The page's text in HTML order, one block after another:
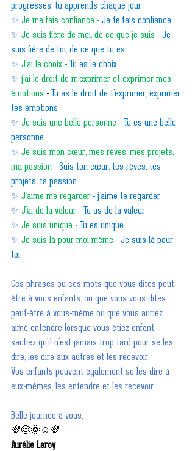
progresses, tu apprends chaque jour
✨ Je me fais confiance - Je te fais confiance
✨ Je suis fière de moi, de ce que je suis - Je
suis fière de toi, de ce que tu es
✨ J’ai le choix - Tu as le choix
✨ j’ai le droit de m’exprimer et exprimer mes
émotions - Tu as le droit de t’exprimer, exprimer
tes émotions
✨ Je suis une belle personne - Tu es une belle
personne
✨ Je suis mon cœur, mes rêves, mes projets,
ma passion - Suis ton cœur, tes rêves, tes
projets, ta passion
✨ J’aime me regarder - j’aime te regarder
✨ J’ai de la valeur - Tu as de la valeur
✨ Je suis unique - Tu es unique
✨ Je suis là pour moi-même - Je suis là pour
toi
Ces phrases ou ces mots que vous dites peut-
être à vous enfants, ou que vous vous dites
peut-être à vous-même ou que vous auriez
aimé entendre lorsque vous étiez enfant,
sachez qu'il n'est jamais trop tard pour se les
dire, les dire aux autres et les recevoir.
Vos enfants peuvent également se les dire à
eux-mêmes, les entendre et les recevoir.
Belle journée à vous,
🌈😊🌞☺️🌈
Aurélie Leroy